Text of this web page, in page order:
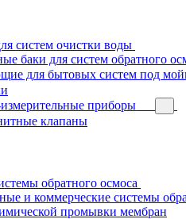
систем очистки воды
баки для систем обратного
для бытовых систем под
приборы
клапаны
обратного осмоса
и коммерческие системы
промывки мембран